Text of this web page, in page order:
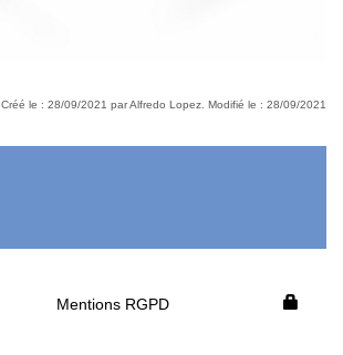
Créé le : 28/09/2021 par Alfredo Lopez. Modifié le : 28/09/2021
Mentions RGPD